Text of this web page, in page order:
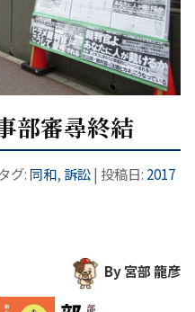
部審尋終結
グ: 同和, 訴訟| 投稿日: 2017
By 宮部 龍彦